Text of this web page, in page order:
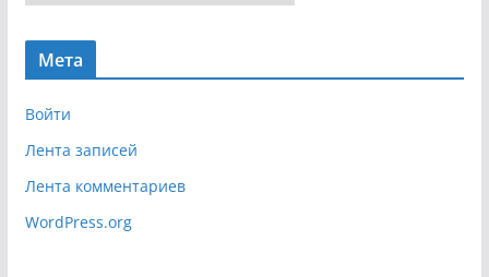
я
р
х
Мета
Войти
Лента записей
Лента комментариев
WordPress.org